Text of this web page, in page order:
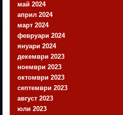
май 2024
април 2024
март 2024
февруари 2024
януари 2024
декември 2023
ноември 2023
октомври 2023
септември 2023
август 2023
юли 2023